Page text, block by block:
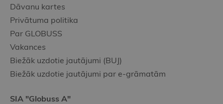
Dāvanu kartes
Privātuma politika
Par GLOBUSS
Vakances
Biežāk uzdotie jautājumi (BUJ)
Biežāk uzdotie jautājumi par e-grāmatām
SIA "Globuss A"